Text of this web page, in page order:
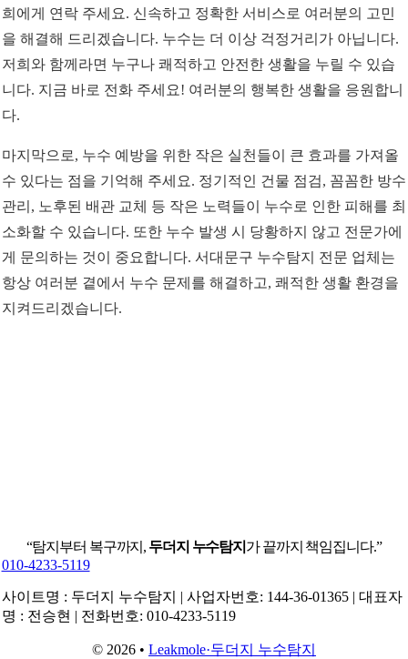
희에게 연락 주세요. 신속하고 정확한 서비스로 여러분의 고민
을 해결해 드리겠습니다. 누수는 더 이상 걱정거리가 아닙니다.
저희와 함께라면 누구나 쾌적하고 안전한 생활을 누릴 수 있습
니다. 지금 바로 전화 주세요! 여러분의 행복한 생활을 응원합니
다.
마지막으로, 누수 예방을 위한 작은 실천들이 큰 효과를 가져올
수 있다는 점을 기억해 주세요. 정기적인 건물 점검, 꼼꼼한 방수
관리, 노후된 배관 교체 등 작은 노력들이 누수로 인한 피해를 최
소화할 수 있습니다. 또한 누수 발생 시 당황하지 않고 전문가에
게 문의하는 것이 중요합니다. 서대문구 누수탐지 전문 업체는
항상 여러분 곁에서 누수 문제를 해결하고, 쾌적한 생활 환경을
지켜드리겠습니다.
“탐지부터 복구까지, 두더지 누수탐지 가 끝까지 책임집니다.”
010-4233-5119
사이트명 : 두더지 누수탐지 | 사업자번호: 144-36-01365 | 대표자
명 : 전승현 | 전화번호: 010-4233-5119
© 2026 • Leakmole·두더지 누수탐지